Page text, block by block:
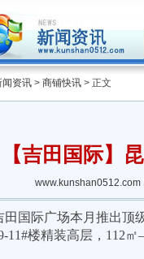
闻资讯 > 商铺快讯 > 正文
【吉田国际】
www.kunshan0512.com
田国际广场本月推出顶
11#楼精装高层， 112